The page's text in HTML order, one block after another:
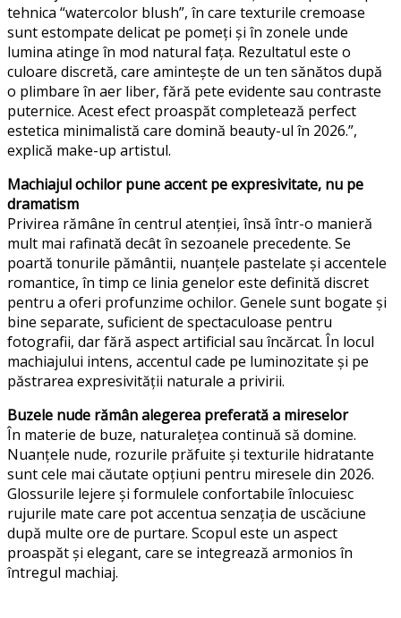
tehnica “watercolor blush”, în care texturile cremoase
sunt estompate delicat pe pomeți și în zonele unde
lumina atinge în mod natural fața. Rezultatul este o
culoare discretă, care amintește de un ten sănătos după
o plimbare în aer liber, fără pete evidente sau contraste
puternice. Acest efect proaspăt completează perfect
estetica minimalistă care domină beauty-ul în 2026.”,
explică make-up artistul.
Machiajul ochilor pune accent pe expresivitate, nu pe
dramatism
Privirea rămâne în centrul atenției, însă într-o manieră
mult mai rafinată decât în sezoanele precedente. Se
poartă tonurile pământii, nuanțele pastelate și accentele
romantice, în timp ce linia genelor este definită discret
pentru a oferi profunzime ochilor. Genele sunt bogate și
bine separate, suficient de spectaculoase pentru
fotografii, dar fără aspect artificial sau încărcat. În locul
machiajului intens, accentul cade pe luminozitate și pe
păstrarea expresivității naturale a privirii.
Buzele nude rămân alegerea preferată a mireselor
În materie de buze, naturalețea continuă să domine.
Nuanțele nude, rozurile prăfuite și texturile hidratante
sunt cele mai căutate opțiuni pentru miresele din 2026.
Glossurile lejere și formulele confortabile înlocuiesc
rujurile mate care pot accentua senzația de uscăciune
după multe ore de purtare. Scopul este un aspect
proaspăt și elegant, care se integrează armonios în
întregul machiaj.